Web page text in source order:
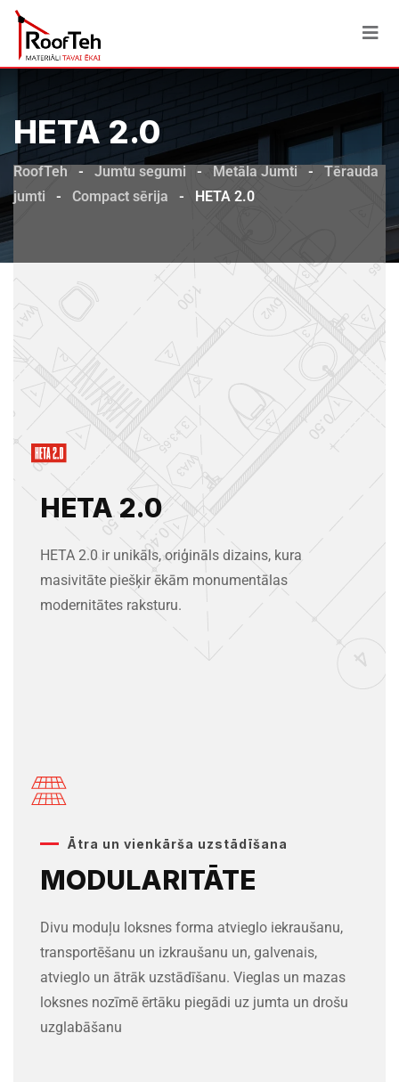
HETA 2.0
RoofTeh - Jumtu segumi - Metāla Jumti -
Tērauda
jumti
- Compact sērija - HETA 2.0
HETA 2.0
HETA 2.0 ir unikāls, oriģināls dizains, kura
masivitāte piešķir ēkām monumentālas
modernitātes raksturu.
Ātra un vienkārša uzstādīšana
MODULARITĀTE
Divu moduļu loksnes forma atvieglo iekraušanu,
transportēšanu un izkraušanu un, galvenais,
atvieglo un ātrāk uzstādīšanu. Vieglas un mazas
loksnes nozīmē ērtāku piegādi uz jumta un drošu
uzglabāšanu